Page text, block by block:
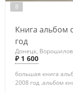
8
Книга альбом
год
Донецк,
₽ 1 600
большая книга
2008 год .альбом